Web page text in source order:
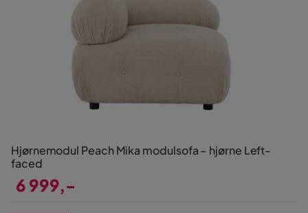
Hjørnemodul Peach Mika modulsofa – hjørne Left-
faced
6 999,-